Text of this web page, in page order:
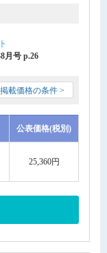
月号 p.26
掲載価格の条件 >
公表価格(税別)
25,360円